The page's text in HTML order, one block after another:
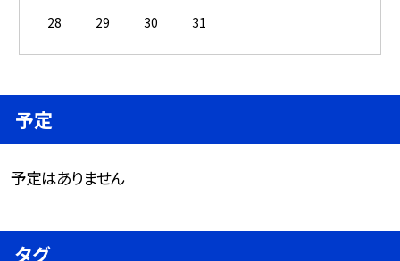
28
29 30 31
予定
予定はありません
タグ